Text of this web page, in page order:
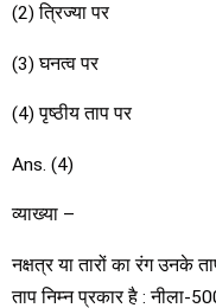
(2) त्रिज्या पर
(3) घनत्व पर
(4) पृष्ठीय ताप पर
Ans. (4)
व्याख्या –
नक्षत्र या तारों का रंग उनके
ताप निम्न प्रकार है : नीला-